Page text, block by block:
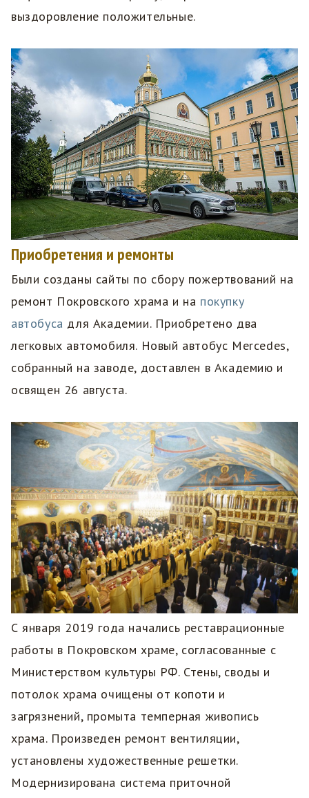
выздоровление положительные.
Приобретения и ремонты
Были созданы сайты по сбору пожертвований на
ремонт Покровского храма и на покупку
автобуса для Академии. Приобретено два
легковых автомобиля. Новый автобус Mercedes,
собранный на заводе, доставлен в Академию и
освящен 26 августа.
С января 2019 года начались реставрационные
работы в Покровском храме, согласованные с
Министерством культуры РФ. Стены, своды и
потолок храма очищены от копоти и
загрязнений, промыта темперная живопись
храма. Произведен ремонт вентиляции,
установлены художественные решетки.
Модернизирована система приточной